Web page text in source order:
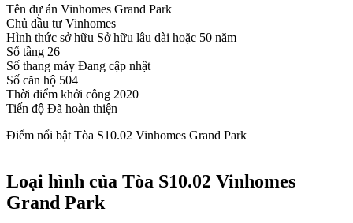
Tên dự án Vinhomes Grand Park
Chủ đầu tư Vinhomes
Hình thức sở hữu Sở hữu lâu dài hoặc 50 năm
Số tầng 26
Số thang máy Đang cập nhật
Số căn hộ 504
Thời điểm khởi công 2020
Tiến độ Đã hoàn thiện
Điểm nổi bật Tòa S10.02 Vinhomes Grand Park
Loại hình của Tòa S10.02 Vinhomes
Grand Park